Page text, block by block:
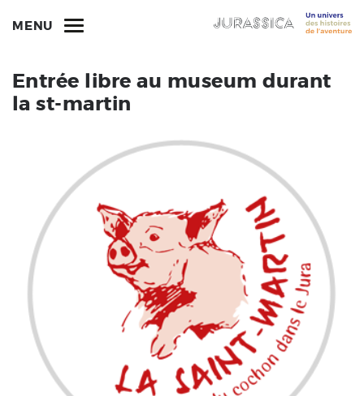
MENU
Entrée libre au museum durant
la st-martin